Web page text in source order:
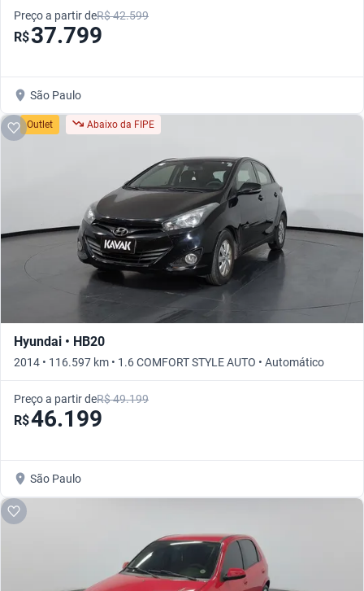
Preço a partir deR$ 42.599
R$37.799
São Paulo
Outlet Abaixo da FIPE
Hyundai • HB20
2014 • 116.597 km • 1.6 COMFORT STYLE AUTO • Automático
Preço a partir deR$ 49.199
R$46.199
São Paulo